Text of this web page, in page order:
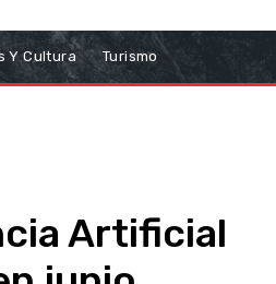
Y Cultura Turismo
Artificial